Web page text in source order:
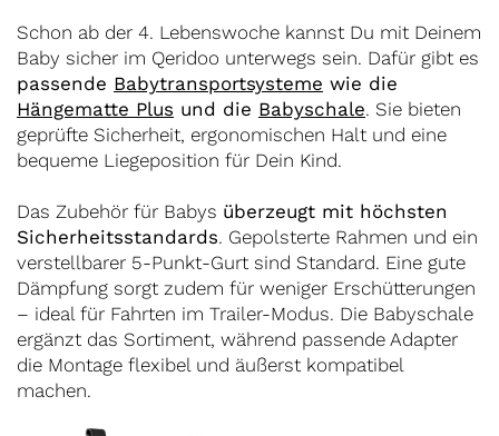
Schon ab der 4. Lebenswoche kannst Du mit Deinem
Baby sicher im Qeridoo unterwegs sein. Dafür gibt es
passende Babytransportsysteme wie die
Hängematte Plus und die Babyschale. Sie bieten
geprüfte Sicherheit, ergonomischen Halt und eine
bequeme Liegeposition für Dein Kind.
Das Zubehör für Babys überzeugt mit höchsten
Sicherheitsstandards. Gepolsterte Rahmen und ein
verstellbarer 5-Punkt-Gurt sind Standard. Eine gute
Dämpfung sorgt zudem für weniger Erschütterungen
– ideal für Fahrten im Trailer-Modus. Die Babyschale
ergänzt das Sortiment, während passende Adapter
die Montage flexibel und äußerst kompatibel
machen.